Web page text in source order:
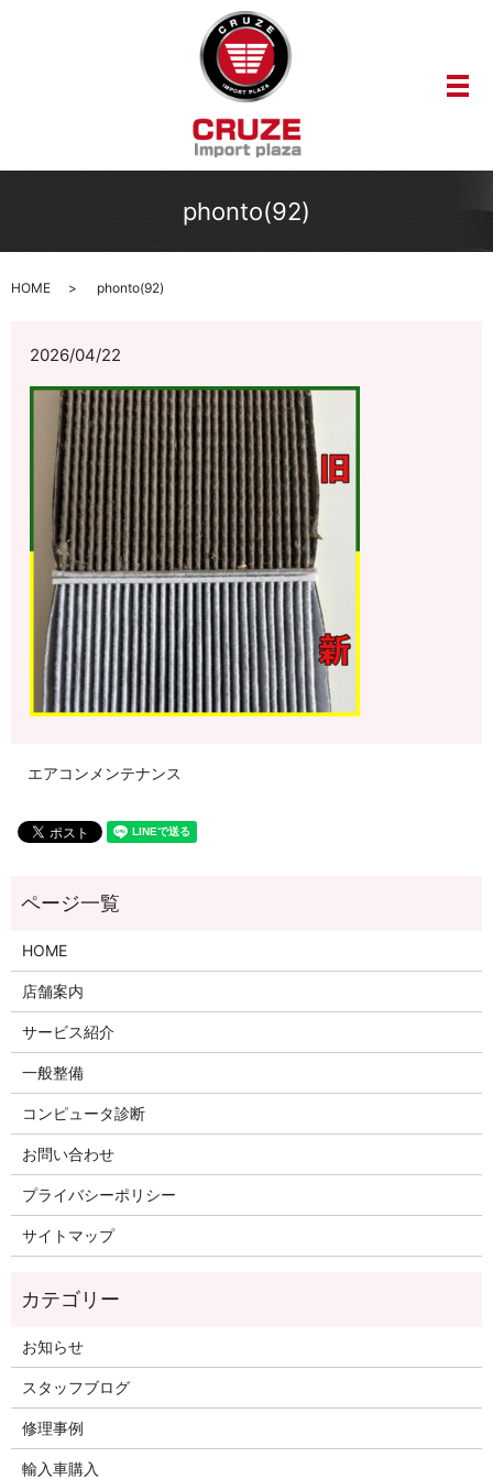
メ
phonto(92)
HOME phonto(92)
2026/04/22
エアコンメンテナンス
HOME
店舗案内
サービス紹介
一般整備
コンピュータ診断
お問い合わせ
プライバシーポリシー
サイトマップ
お知らせ
スタッフブログ
修理事例
輸入車購入